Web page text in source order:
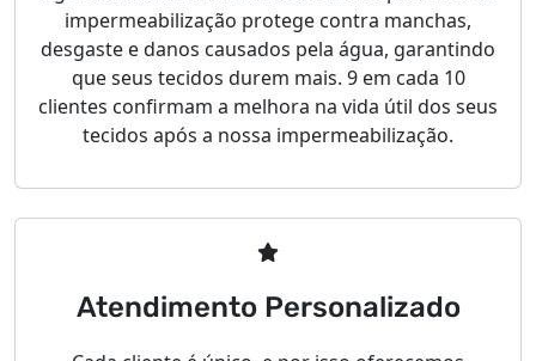
impermeabilização protege contra manchas,
desgaste e danos causados ​​pela água, garantindo
que seus tecidos durem mais. 9 em cada 10
clientes confirmam a melhora na vida útil dos seus
tecidos após a nossa impermeabilização.
Atendimento Personalizado